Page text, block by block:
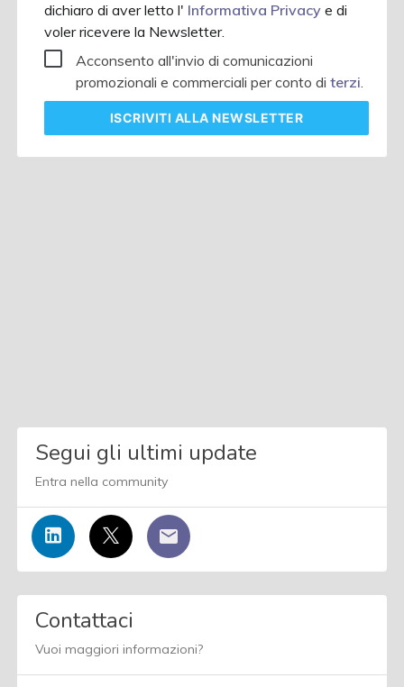
dichiaro di aver letto l' Informativa Privacye di
voler ricevere la Newsletter.
Acconsento all'invio di comunicazioni
promozionali e commerciali per conto diterzi.
ISCRIVITI ALLA NEWSLETTER
Segui gli ultimi update
Entra nella community
Contattaci
Vuoi maggiori informazioni?